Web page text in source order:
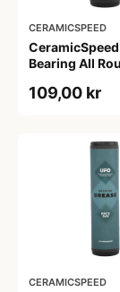
CERAMICSPEED
CeramicSpeed
Bearing All
109,00 kr
CERAMICSPEED